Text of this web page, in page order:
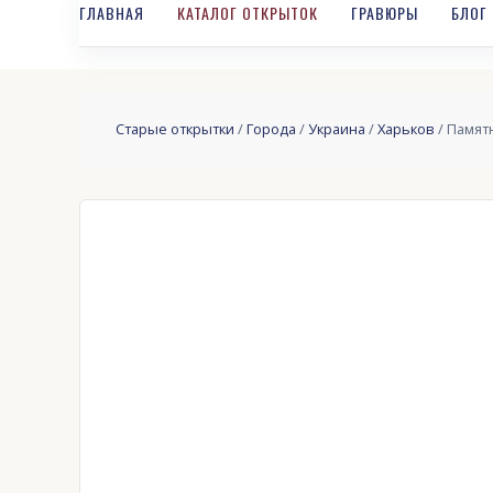
ГЛАВНАЯ КАТАЛОГ ОТКРЫТОК ГРАВЮРЫ БЛОГ
Старые открытки /Города /Украина /Харьков /